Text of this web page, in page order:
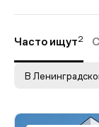
Часто ищут2
В